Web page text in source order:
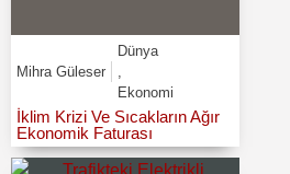
Mihra Güleser
Dünya
,
Ekonomi
İklim Krizi Ve Sıcakların Ağır
Ekonomik Faturası